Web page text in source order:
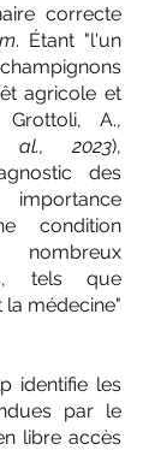
correcte
. Étant "l'un
agricole et
Grottoli, A.,
al., 2023),
condition
tels que
médecine"
identifie les
par le
libre accès